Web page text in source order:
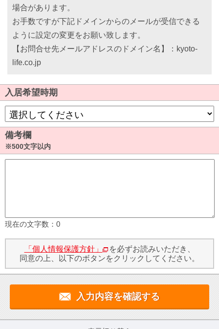
場合があります。
お手数ですが下記ドメインからのメールが受信できる
ように設定の変更をお願い致します。
【お問合せ先メールアドレスのドメイン名】：kyoto-
life.co.jp
入居希望時期
備考欄
※500文字以内
現在の文字数： 0
「個人情報保護方針」
を必ずお読みいただき、
同意の上、以下のボタンをクリックしてください。
入力内容を確認する